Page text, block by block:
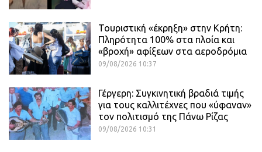
Τουριστική «έκρηξη» στην Κρήτη:
Πληρότητα 100% στα πλοία και
«βροχή» αφίξεων στα αεροδρόμια
09/08/2026 10:37
Γέργερη: Συγκινητική βραδιά τιμής
για τους καλλιτέχνες που «ύφαναν»
τον πολιτισμό της Πάνω Ρίζας
09/08/2026 10:31